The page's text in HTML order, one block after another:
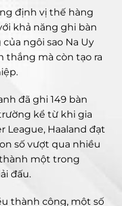
định vị thế hàng
khả năng ghi bàn
ngôi sao Na Uy
thắng mà còn tạo ra
đã ghi 149 bàn
kể từ khi gia
League, Haaland đạt
số vượt qua nhiều
một trong
đấu.
thành công, một số